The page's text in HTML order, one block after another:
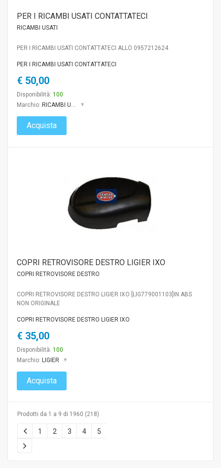
PER I RICAMBI USATI CONTATTATECI
RICAMBI USATI
PER I RICAMBI USATI CONTATTATECI ALLO 0957212624
PER I RICAMBI USATI CONTATTATECI
€ 50,00
Disponibilità: 100
Marchio:
Acquista
COPRI RETROVISORE DESTRO LIGIER IXO
COPRI RETROVISORE DESTRO
COPRI RETROVISORE DESTRO LIGIER IXO [LIG779001103]IN ABS
NON ORIGINALE
COPRI RETROVISORE DESTRO LIGIER IXO
€ 35,00
Disponibilità: 100
Marchio: LIGIER
Acquista
Prodotti da 1 a 9 di 1960 (218)
1 2 3 4 5